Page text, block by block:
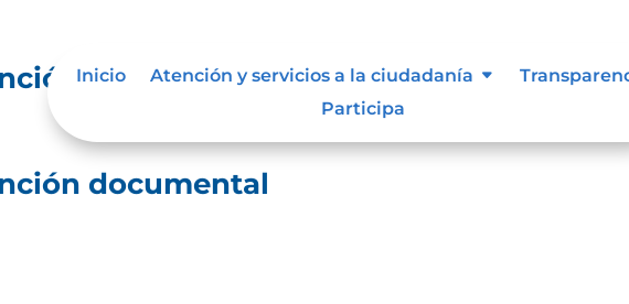
Inicio Atención y servicios a la ciudadanía
Participa
documental
documental